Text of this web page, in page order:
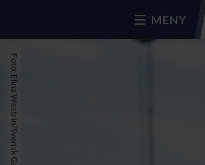
MENY
Foto: Elina Westrin/Svensk Galopp